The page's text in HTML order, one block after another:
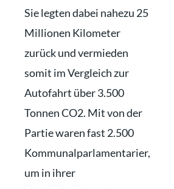
Sie legten dabei nahezu 25
Millionen Kilometer
zurück und vermieden
somit im Vergleich zur
Autofahrt über 3.500
Tonnen CO2. Mit von der
Partie waren fast 2.500
Kommunalparlamentarier,
um in ihrer